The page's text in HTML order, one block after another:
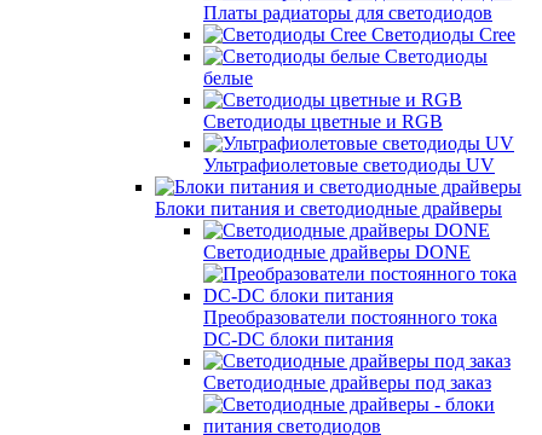
Платы радиаторы для светодиодов
Светодиоды Cree
Светодиоды
белые
Светодиоды цветные и RGB
Ультрафиолетовые светодиоды UV
Блоки питания и светодиодные драйверы
Светодиодные драйверы DONE
Преобразователи постоянного тока
DC-DC блоки питания
Светодиодные драйверы под заказ